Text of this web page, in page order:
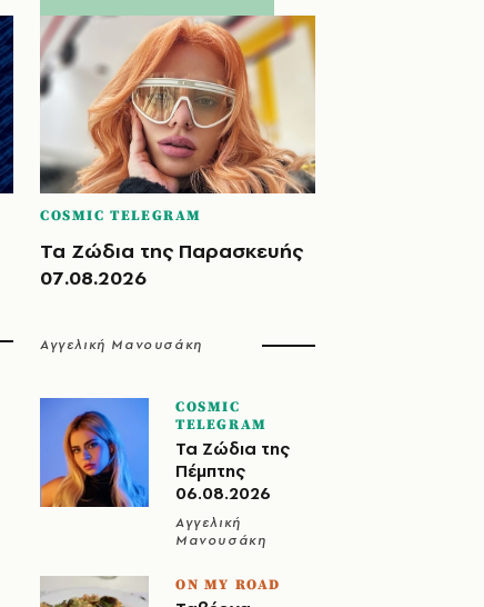
COSMIC TELEGRAM
Τα Ζώδια της Παρασκευής
07.08.2026
Αγγελική Μανουσάκη
COSMIC
TELEGRAM
Τα Ζώδια της
Πέμπτης
06.08.2026
Αγγελική
Μανουσάκη
ON MY ROAD